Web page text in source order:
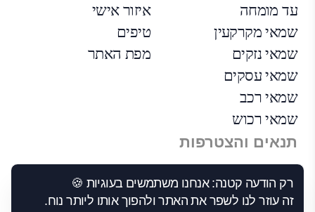
רק הודעה קטנה: אנחנו משתמשים בעוגיות 🍪
זה עוזר לנו לשפר את האתר ולהפוך אותו ליותר נוח.
עד מומחה
שמאי מקרקעין
שמאי נזקים
שמאי עסקים
שמאי רכב
שמאי רכוש
איזור אישי
טיפים
מפת האתר
תנאים והצטרפות
הצטרפות
הבקרה שלנו